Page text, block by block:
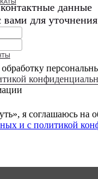
данные
для уточнения
я соглашаюсь на
и с политикой